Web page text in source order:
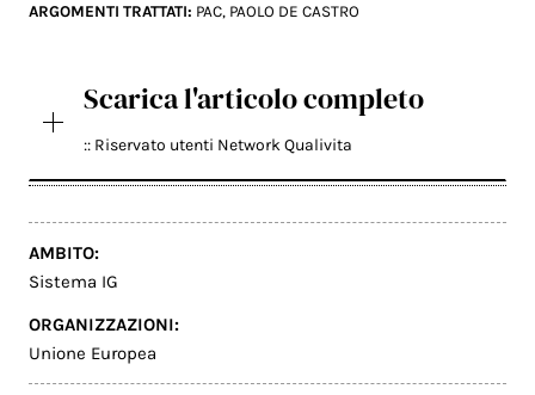
ARGOMENTI TRATTATI: PAC, PAOLO DE CASTRO
Scarica l'articolo completo
:: Riservato utenti Network Qualivita
AMBITO:
Sistema IG
ORGANIZZAZIONI:
Unione Europea